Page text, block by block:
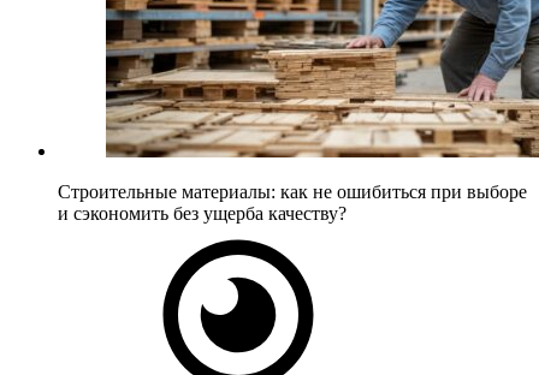
Строительные материалы: как не ошибиться при выборе
и сэкономить без ущерба качеству?